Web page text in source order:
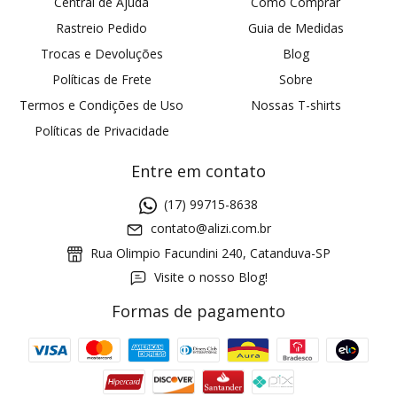
Rastreio Pedido
Trocas e Devoluções
Políticas de Frete
Termos e Condições de Uso
Políticas de Privacidade
Guia de Medidas
Blog
Sobre
Nossas T-shirts
Entre em contato
(17) 99715-8638
contato@alizi.com.br
Rua Olimpio Facundini 240, Catanduva-SP
Visite o nosso Blog!
Formas de pagamento
Cupom 1a compra: GANHE5